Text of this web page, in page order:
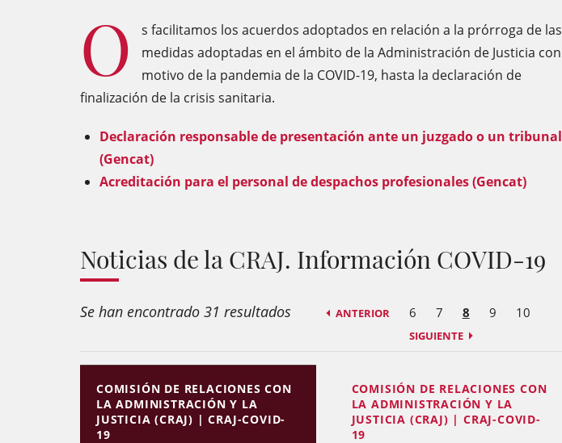
O
s facilitamos los acuerdos adoptados en relación a la prórroga de las
medidas adoptadas en el ámbito de la Administración de Justicia con
motivo de la pandemia de la COVID-19, hasta la declaración de
finalización de la crisis sanitaria.
Declaración responsable de presentación ante un juzgado o un tribunal
(Gencat)
Acreditación para el personal de despachos profesionales (Gencat)
Noticias de la CRAJ. Información COVID-19
Se han encontrado 31 resultados ANTERIOR 6 7 8 9 10
SIGUIENTE
COMISIÓN DE RELACIONES CON
LA ADMINISTRACIÓN Y LA
JUSTICIA (CRAJ) | CRAJ-COVID-
19
COMISIÓN DE RELACIONES CON
LA ADMINISTRACIÓN Y LA
JUSTICIA (CRAJ) | CRAJ-COVID-
19